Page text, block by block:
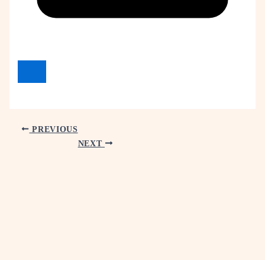
PREVIOUS
NEXT